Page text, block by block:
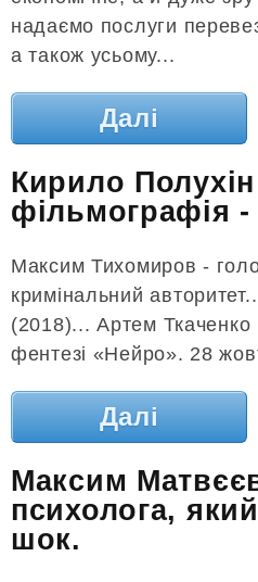
надаємо послуги
а також усьому...
Далі
Кирило
фільмографія -
Максим Тихомиров -
кримінальний
(2018)... Артем Ткаченко
фентезі «Нейро». 28
Далі
Максим
психолога,
шок.